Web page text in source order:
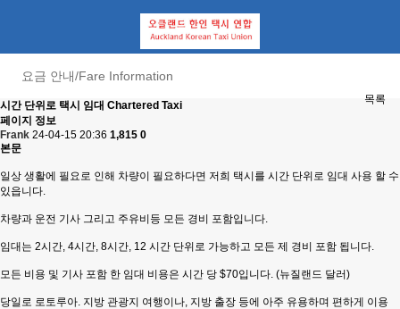
요금 안내/Fare Information
목록
시간 단위로 택시 임대 Chartered Taxi
페이지 정보
Frank 24-04-15 20:36 1,815 0
본문
일상 생활에 필요로 인해 차량이 필요하다면 저희 택시를 시간 단위로 임대 사용 할 수
있읍니다.
차량과 운전 기사 그리고 주유비등 모든 경비 포함입니다.
임대는 2시간, 4시간, 8시간, 12 시간 단위로 가능하고 모든 제 경비 포함 됩니다.
모든 비용 및 기사 포함 한 임대 비용은 시간 당 $70입니다. (뉴질랜드 달러)
당일로 로토루아. 지방 관광지 여행이나, 지방 출장 등에 아주 유용하며 편하게 이용